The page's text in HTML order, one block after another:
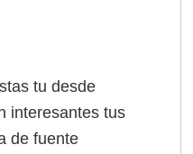
tu desde
interesantes tus
de fuente